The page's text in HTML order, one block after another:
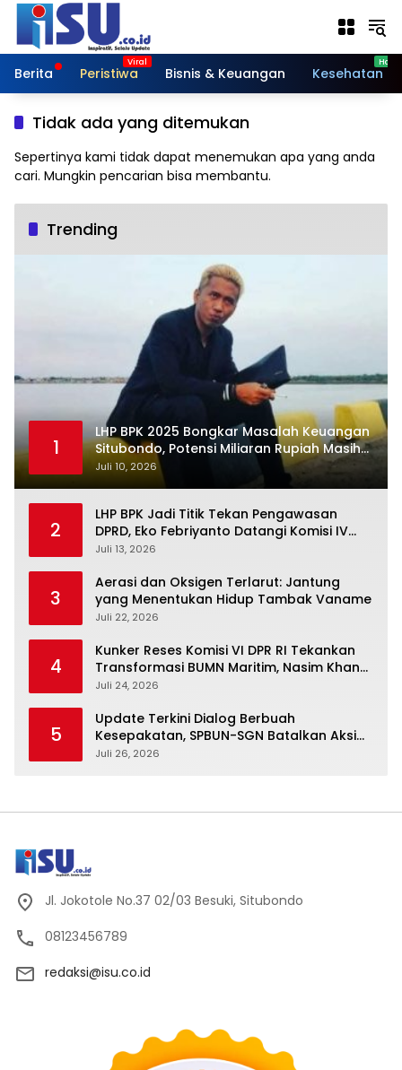
Langsung
konten
Berita
Peristiwa Bisnis & Keuangan Kesehatan
Tidak ada yang ditemukan
Sepertinya kami tidak dapat menemukan apa yang anda
cari. Mungkin pencarian bisa membantu.
Trending
1
LHP BPK 2025 Bongkar Masalah Keuangan
Situbondo, Potensi Miliaran Rupiah Masih
Belum Terkelola
Juli 10, 2026
2
LHP BPK Jadi Titik Tekan Pengawasan
DPRD, Eko Febriyanto Datangi Komisi IV
dan Ajak Dewan Kembali Berpijak pada
Juli 13, 2026
3
Aerasi dan Oksigen Terlarut: Jantung
yang Menentukan Hidup Tambak Vaname
Juli 22, 2026
4
Kunker Reses Komisi VI DPR RI Tekankan
Transformasi BUMN Maritim, Nasim Khan
Kawal Penguatan Sektor Laut
Juli 24, 2026
5
Update Terkini Dialog Berbuah
Kesepakatan, SPBUN-SGN Batalkan Aksi
Nasional Setelah Holding Penuhi Sejumlah
Juli 26, 2026
Jl. Jokotole No.37 02/03 Besuki, Situbondo
08123456789
redaksi@isu.co.id